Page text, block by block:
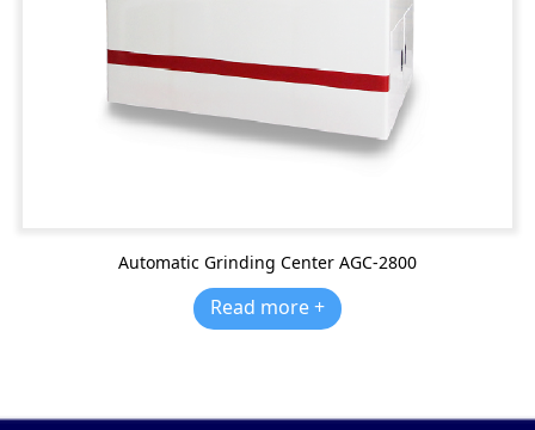
Automatic Grinding Center AGC-2800
Read more +